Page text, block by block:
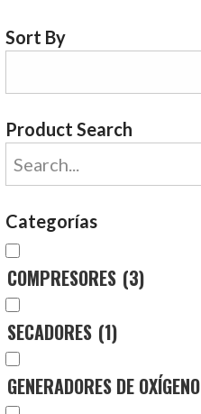
Sort By
Product Search
Categorías
COMPRESORES (3)
SECADORES (1)
GENERADORES DE OXÍGENO